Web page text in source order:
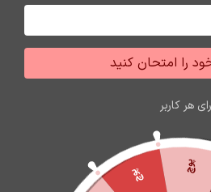
محافظ صفحه گوشي
پوچ
پوچ
را امتحان کنید
هر کاربر